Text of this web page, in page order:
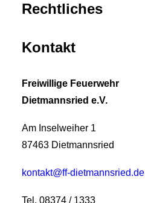
Rechtliches
Kontakt
Freiwillige Feuerwehr
Dietmannsried e.V.
Am Inselweiher 1
87463 Dietmannsried
kontakt@ff-dietmannsried.de
Tel. 08374 / 1333